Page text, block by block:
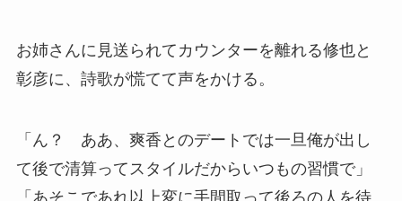
お姉さんに見送られてカウンターを離れる修也と
彰彦に、詩歌が慌てて声をかける。
「ん？ ああ、爽香とのデートでは一旦俺が出し
て後で清算ってスタイルだからいつもの習慣で」
「あそこであれ以上変に手間取って後ろの人を待